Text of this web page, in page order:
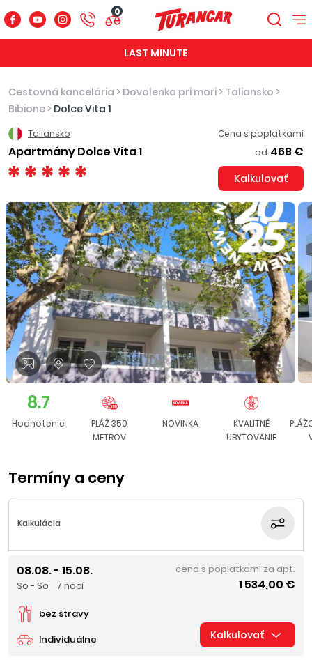
0
LAST MINUTE
Cestovná kancelária > Dovolenka pri mori > Taliansko >
Bibione > Dolce Vita 1
Taliansko
Apartmány Dolce Vita 1
Cena s poplatkami
od 468 €
Kalkulovať
8.7
Hodnotenie
PLÁŽ 350
METROV
NOVINKA
KVALITNÉ
UBYTOVANIE
Termíny a ceny
Kalkulácia
08.08. - 15.08.
So - So 7 nocí
Individuálne
bez stravy
cena s poplatkami za apt.
1 534,00 €
Kalkulovať